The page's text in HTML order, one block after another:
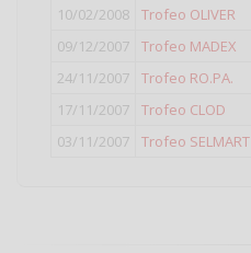
10/02/2008
Trofeo OLIVER
09/12/2007
Trofeo MADEX
24/11/2007
Trofeo RO.PA.
17/11/2007
Trofeo CLOD
03/11/2007
Trofeo SELMART